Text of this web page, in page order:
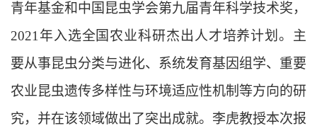
青年基金和中国昆虫学会第九届青年科学技术奖，
2021年入选全国农业科研杰出人才培养计划。主
要从事昆虫分类与进化、系统发育基因组学、重要
农业昆虫遗传多样性与环境适应性机制等方向的研
究，并在该领域做出了突出成就。李虎教授本次报